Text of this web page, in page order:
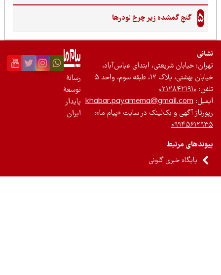
گنجِ گمشده زیر چرخ لودرها
خیابان شریعتی، ابتدای عباس‌آباد،
بهشتی، پلاک ۱۲، طبقه سوم، واحد ۵
۰۲۱۲۸۴۲۱۹۱۰
khabar.payamema@gmail.com
آگهی و بک‌لینک در سایت «پیام ما»:
مرتبط
پایگاه خبری گلونی
رسانۀ
توسعۀ
پایدار
ایران